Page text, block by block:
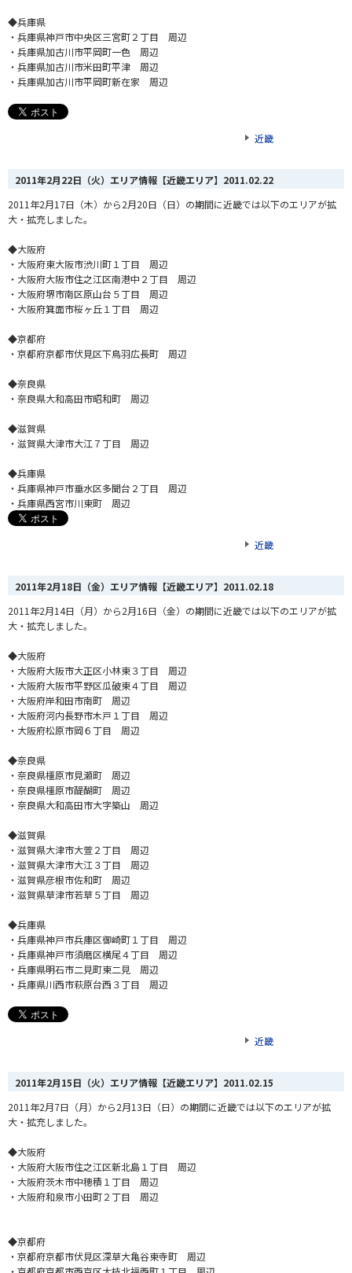
◆兵庫県
・兵庫県神戸市中央区三宮町２丁目 周辺
・兵庫県加古川市平岡町一色 周辺
・兵庫県加古川市米田町平津 周辺
・兵庫県加古川市平岡町新在家 周辺
近畿
2011年2月22日（火）エリア情報【近畿エリア】 2011.02.22
2011年2月17日（木）から2月20日（日）の期間に近畿では以下のエリアが拡
大・拡充しました。
◆大阪府
・大阪府東大阪市渋川町１丁目 周辺
・大阪府大阪市住之江区南港中２丁目 周辺
・大阪府堺市南区原山台５丁目 周辺
・大阪府箕面市桜ヶ丘１丁目 周辺
◆京都府
・京都府京都市伏見区下鳥羽広長町 周辺
◆奈良県
・奈良県大和高田市昭和町 周辺
◆滋賀県
・滋賀県大津市大江７丁目 周辺
◆兵庫県
・兵庫県神戸市垂水区多聞台２丁目 周辺
・兵庫県西宮市川東町 周辺
近畿
2011年2月18日（金）エリア情報【近畿エリア】 2011.02.18
2011年2月14日（月）から2月16日（金）の期間に近畿では以下のエリアが拡
大・拡充しました。
◆大阪府
・大阪府大阪市大正区小林東３丁目 周辺
・大阪府大阪市平野区瓜破東４丁目 周辺
・大阪府岸和田市南町 周辺
・大阪府河内長野市木戸１丁目 周辺
・大阪府松原市岡６丁目 周辺
◆奈良県
・奈良県橿原市見瀬町 周辺
・奈良県橿原市醍醐町 周辺
・奈良県大和高田市大字築山 周辺
◆滋賀県
・滋賀県大津市大萱２丁目 周辺
・滋賀県大津市大江３丁目 周辺
・滋賀県彦根市佐和町 周辺
・滋賀県草津市若草５丁目 周辺
◆兵庫県
・兵庫県神戸市兵庫区御崎町１丁目 周辺
・兵庫県神戸市須磨区横尾４丁目 周辺
・兵庫県明石市二見町東二見 周辺
・兵庫県川西市萩原台西３丁目 周辺
近畿
2011年2月15日（火）エリア情報【近畿エリア】 2011.02.15
2011年2月7日（月）から2月13日（日）の期間に近畿では以下のエリアが拡
大・拡充しました。
◆大阪府
・大阪府大阪市住之江区新北島１丁目 周辺
・大阪府茨木市中穂積１丁目 周辺
・大阪府和泉市小田町２丁目 周辺
◆京都府
・京都府京都市伏見区深草大亀谷東寺町 周辺